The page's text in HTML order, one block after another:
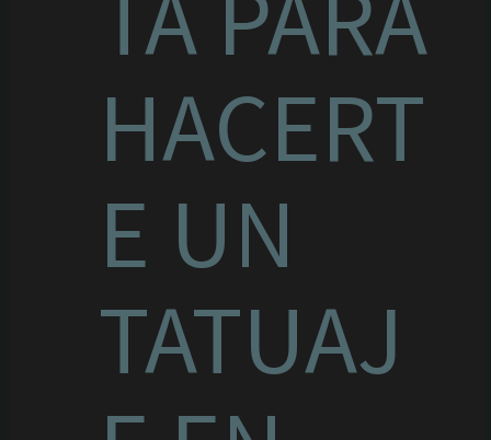
HACERT
E UN
TATUAJ